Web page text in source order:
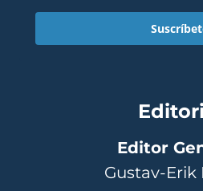
Editor
Gustav-Erik